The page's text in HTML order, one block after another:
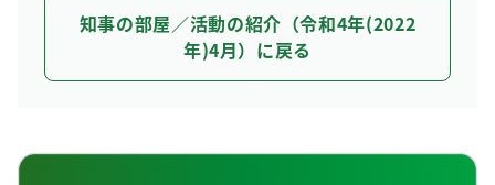
知事の部屋／活動の紹介（令和4年(2022
年)4月）に戻る